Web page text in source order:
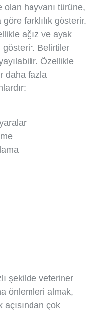
olan hayvanı türüne,
göre farklılık gösterir.
ağız ve ayak
gösterir. Belirtiler
Özellikle
daha fazla
şekilde veteriner
önlemleri almak,
açısından çok